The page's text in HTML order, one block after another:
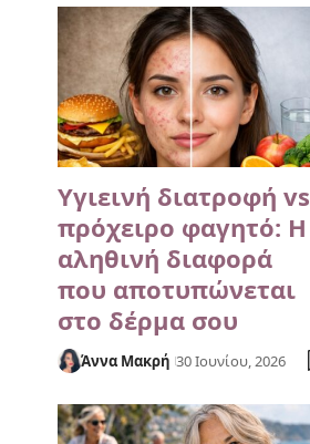
Υγιεινή διατροφή vs
πρόχειρο φαγητό: Η
αληθινή διαφορά
που αποτυπώνεται
στο δέρμα σου
Άννα Μακρή 30 Ιουνίου, 2026